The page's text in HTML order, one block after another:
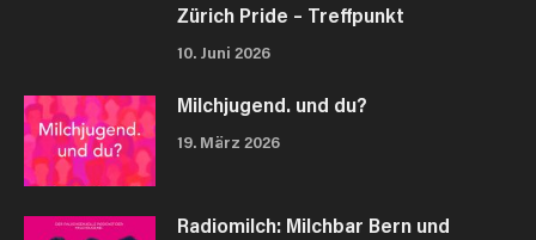
Zürich Pride – Treffpunkt
10. Juni 2026
Milchjugend. und du?
19. März 2026
Radiomilch: Milchbar Bern und